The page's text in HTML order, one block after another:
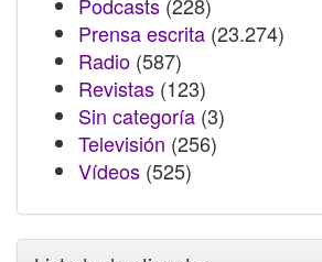
Prensa escrita (23.274)
Radio (587)
Revistas (123)
Sin categoría (3)
Televisión (256)
Vídeos (525)